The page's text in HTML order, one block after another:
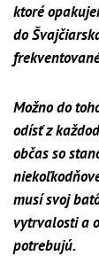
ktoré
do
Možno do
odísť z
občas so
musí svoj
vytrvalosti a
potrebujú.